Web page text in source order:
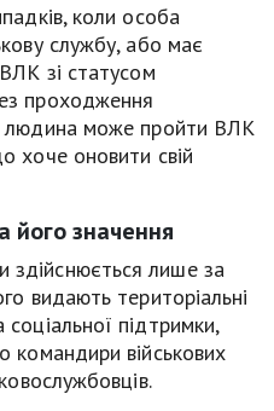
коли особа
службу, або має
зі статусом
проходження
людина може пройти ВЛК
хоче оновити свій
його значення
лише за
видають територіальні
підтримки,
командири військових